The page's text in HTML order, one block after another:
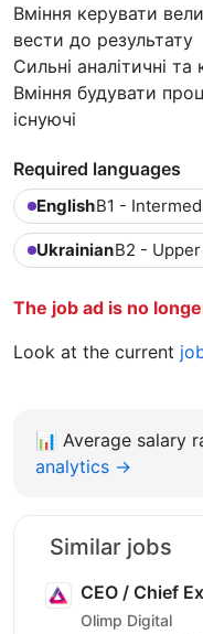
Вміння керувати
вести до результату
Сильні аналітичні
Вміння будувати
існуючі
Required languages
EnglishB1 -
UkrainianB2 -
The job ad is no
Look at the current
📊 Average salary
analytics →
Similar jobs
CEO / Chief
Olimp Digital